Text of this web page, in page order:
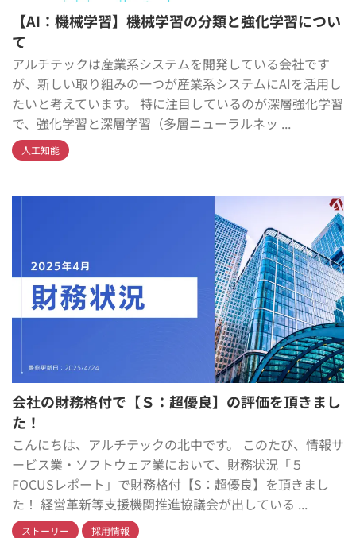
【AI：機械学習】機械学習の分類と強化学習につい
て
アルチテックは産業系システムを開発している会社です
が、新しい取り組みの一つが産業系システムにAIを活用し
たいと考えています。 特に注目しているのが深層強化学習
で、強化学習と深層学習（多層ニューラルネッ ...
人工知能
会社の財務格付で【Ｓ：超優良】の評価を頂きまし
た！
こんにちは、アルチテックの北中です。 このたび、情報サ
ービス業・ソフトウェア業において、財務状況「５
FOCUSレポート」で財務格付【S：超優良】を頂きまし
た！ 経営革新等支援機関推進協議会が出している ...
ストーリー 採用情報